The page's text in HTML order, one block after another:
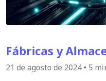
Fábricas y
21 de agosto de 2024 • 5